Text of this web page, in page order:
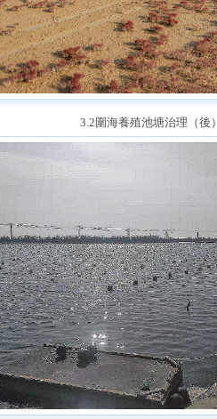
3.2圍海養殖池塘治理（後）